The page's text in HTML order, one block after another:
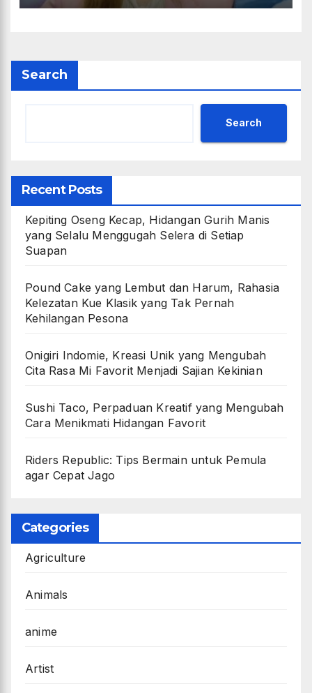
Search
Search
Recent Posts
Kepiting Oseng Kecap, Hidangan Gurih Manis
yang Selalu Menggugah Selera di Setiap
Suapan
Pound Cake yang Lembut dan Harum, Rahasia
Kelezatan Kue Klasik yang Tak Pernah
Kehilangan Pesona
Onigiri Indomie, Kreasi Unik yang Mengubah
Cita Rasa Mi Favorit Menjadi Sajian Kekinian
Sushi Taco, Perpaduan Kreatif yang Mengubah
Cara Menikmati Hidangan Favorit
Riders Republic: Tips Bermain untuk Pemula
agar Cepat Jago
Categories
Agriculture
Animals
anime
Artist